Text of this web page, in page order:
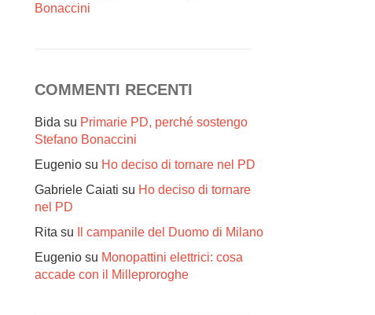
Bonaccini
COMMENTI RECENTI
Bida su Primarie PD, perché sostengo
Stefano Bonaccini
Eugenio su Ho deciso di tornare nel PD
Gabriele Caiati su Ho deciso di tornare
nel PD
Rita su
Il campanile del Duomo di Milano
Eugenio su Monopattini elettrici: cosa
accade con il Milleproroghe